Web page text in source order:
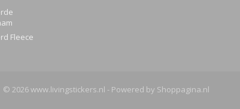
Fleece
© 2026 www.livingstickers.nl - Powered by Shoppagina.nl